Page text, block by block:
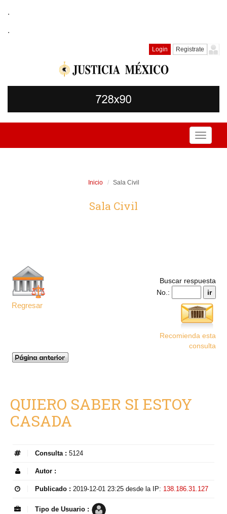
.
.
Login Registrate
Toggle
Inicio Sala Civil
Sala Civil
Regresar
Buscar respuesta
No.:
Recomienda esta
consulta
QUIERO SABER SI ESTOY
CASADA
Consulta : 5124
Autor :
Publicado : 2019-12-01 23:25 desde la IP: 138.186.31.127
Tipo de Usuario :